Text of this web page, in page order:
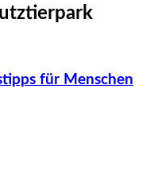
für Menschen